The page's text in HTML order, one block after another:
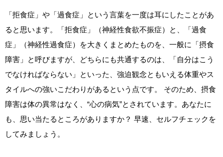
「拒食症」や「過食症」という言葉を一度は耳にしたことがあ
ると思います。「拒食症」（神経性食欲不振症）と、「過食
症」（神経性過食症）を大きくまとめたものを、一般に「摂食
障害」と呼びますが、どちらにも共通するのは、「自分はこう
でなければならない」といった、強迫観念ともいえる体重やス
タイルへの強いこだわりがあるという点です。 そのため、摂食
障害は体の異常はなく、“心の病気”とされています。あなたに
も、思い当たるところがありますか？ 早速、セルフチェックを
してみましょう。